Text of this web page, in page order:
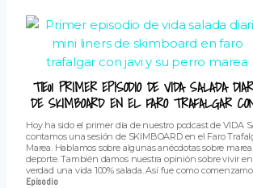
T1E01 PRIMER EPISODIO DE VIDA SALADA
DE SKIMBOARD EN EL FARO TRAFALGAR
Hoy ha sido el primer día de nuestro podcast de VIDA
contamos una sesión de SKIMBOARD en el Faro
Marea. Hablamos sobre algunas anécdotas sobre
deporte. También damos nuestra opinión sobre vivir
verdad una vida 100% salada. Así fue como
Episodio